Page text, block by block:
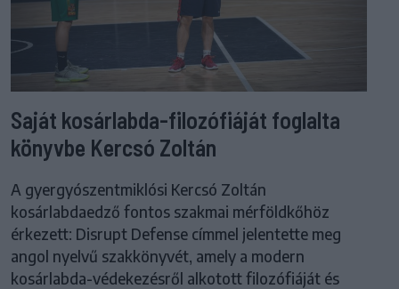
Saját kosárlabda-filozófiáját foglalta
könyvbe Kercsó Zoltán
A gyergyószentmiklósi Kercsó Zoltán
kosárlabdaedző fontos szakmai mérföldkőhöz
érkezett: Disrupt Defense címmel jelentette meg
angol nyelvű szakkönyvét, amely a modern
kosárlabda-védekezésről alkotott filozófiáját és